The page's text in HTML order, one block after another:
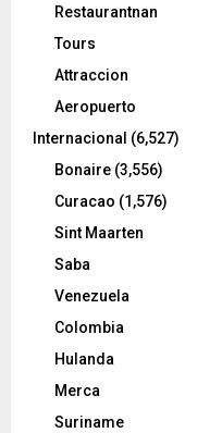
Restaurantnan
Tours
Attraccion
Aeropuerto
Internacional (6,527)
Bonaire (3,556)
Curacao (1,576)
Sint Maarten
Saba
Venezuela
Colombia
Hulanda
Merca
Suriname